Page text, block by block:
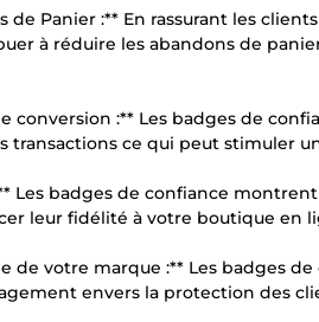
de Panier :** En rassurant les
à réduire les abandons de
conversion :** Les badges de
transactions ce qui peut stimuler
Les badges de confiance
leur fidélité à votre boutique en
de votre marque :** Les badges
envers la protection des